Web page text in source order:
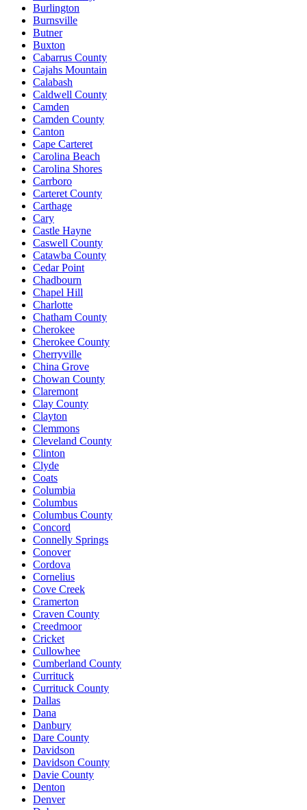
Burlington
Burnsville
Butner
Buxton
Cabarrus County
Cajahs Mountain
Calabash
Caldwell County
Camden
Camden County
Canton
Cape Carteret
Carolina Beach
Carolina Shores
Carrboro
Carteret County
Carthage
Cary
Castle Hayne
Caswell County
Catawba County
Cedar Point
Chadbourn
Chapel Hill
Charlotte
Chatham County
Cherokee
Cherokee County
Cherryville
China Grove
Chowan County
Claremont
Clay County
Clayton
Clemmons
Cleveland County
Clinton
Clyde
Coats
Columbia
Columbus
Columbus County
Concord
Connelly Springs
Conover
Cordova
Cornelius
Cove Creek
Cramerton
Craven County
Creedmoor
Cricket
Cullowhee
Cumberland County
Currituck
Currituck County
Dallas
Dana
Danbury
Dare County
Davidson
Davidson County
Davie County
Denton
Denver